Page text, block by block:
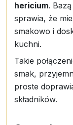
hericium.
sprawia, że
smakowo i
kuchni.
Takie
smak,
proste
składników.